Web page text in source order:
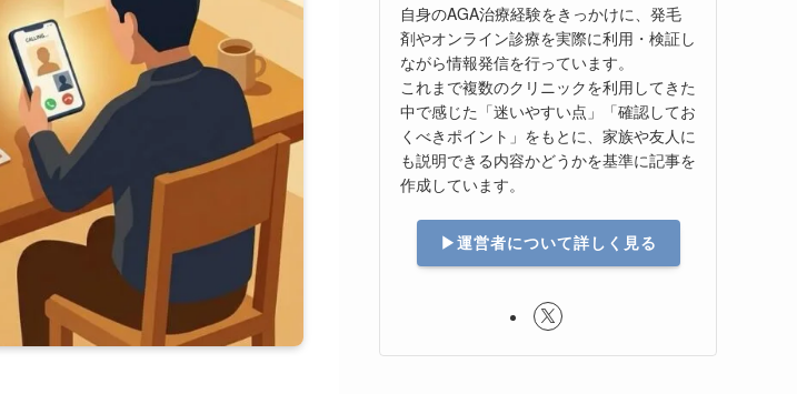
自身のAGA治療経験をきっかけに、発毛
剤やオンライン診療を実際に利用・検証し
ながら情報発信を行っています。
これまで複数のクリニックを利用してきた
中で感じた「迷いやすい点」「確認してお
くべきポイント」をもとに、家族や友人に
も説明できる内容かどうかを基準に記事を
作成しています。
▶︎運営者について詳しく見る